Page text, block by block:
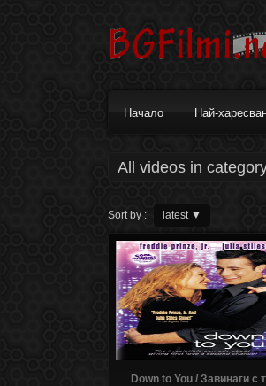
Начало Най-
All videos in
Sort by : latest ▼
Down to You / Завинаги с